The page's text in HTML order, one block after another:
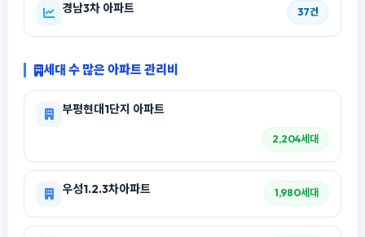
경남3차 아파트 37건
세대 수 많은 아파트 관리비
부평현대1단지 아파트
2,204세대
우성1.2.3차아파트 1,980세대